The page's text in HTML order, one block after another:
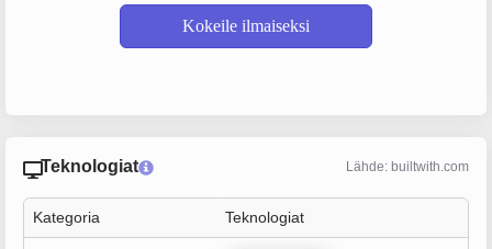
Kokeile ilmaiseksi
Teknologiat Lähde: builtwith.com
Kategoria Teknologiat